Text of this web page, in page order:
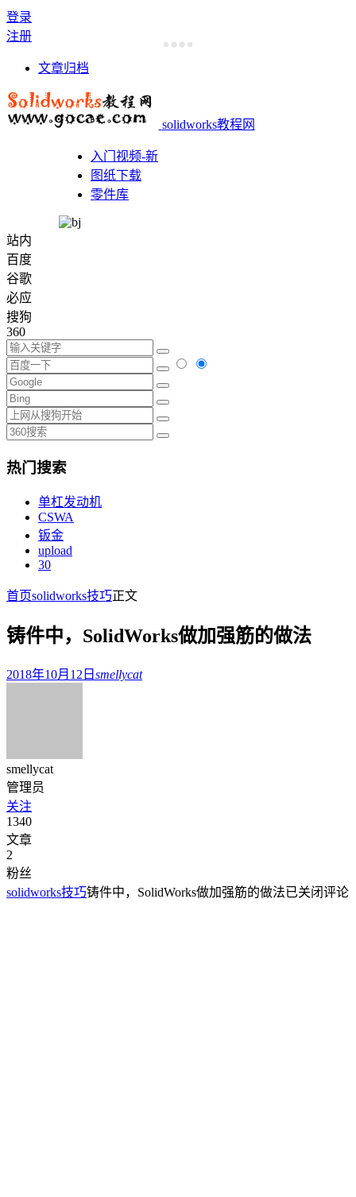
登录
注册
文章归档
solidworks教程网
入门视频-新
图纸下载
零件库
站内
百度
谷歌
必应
搜狗
360
热门搜索
单杠发动机
CSWA
钣金
upload
30
首页solidworks技巧正文
铸件中，SolidWorks做加强筋的做法
2018年10月12日 smellycat
smellycat
管理员
关注
1340
文章
2
粉丝
solidworks技巧铸件中，SolidWorks做加强筋的做法已关闭评论